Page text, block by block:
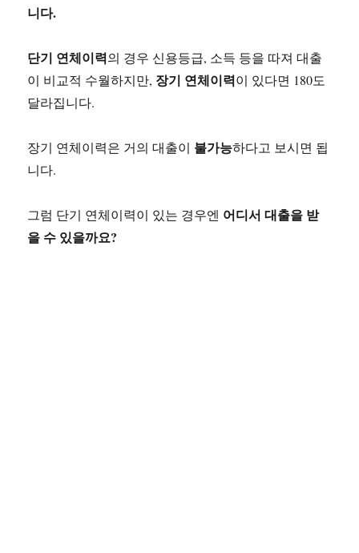
니다.
단기 연체이력의 경우 신용등급, 소득 등을 따져 대출
이 비교적 수월하지만, 장기 연체이력이 있다면 180도
달라집니다.
장기 연체이력은 거의 대출이 불가능하다고 보시면 됩
니다.
그럼 단기 연체이력이 있는 경우엔 어디서 대출을 받
을 수 있을까요?